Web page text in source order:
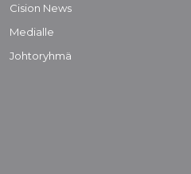
Cision News
Medialle
Johtoryhmä